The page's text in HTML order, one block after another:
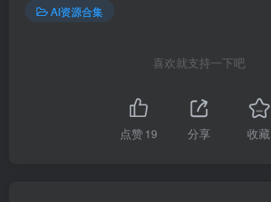
AI资源合集
喜欢就支持一下吧
点赞19 分享 收藏